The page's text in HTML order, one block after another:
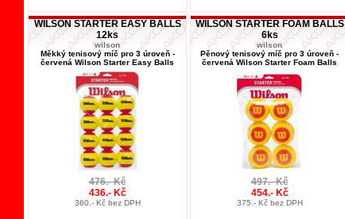
WILSON STARTER EASY BALLS
12ks
wilson
Měkký tenisový míč pro 3 úroveň -
červená Wilson Starter Easy Balls
476.- Kč
436.- Kč
360.- Kč bez DPH
WILSON STARTER FOAM BALLS
6ks
wilson
Pěnový tenisový míč pro 3 úroveň -
červená Wilson Starter Foam Balls
497.- Kč
454.- Kč
375.- Kč bez DPH